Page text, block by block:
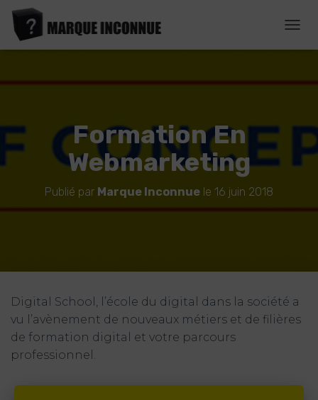
É
G
Formation En
Webmarketing
Publié par Marque Inconnue le 16 juin 2018
Digital School, l’école du digital dans la société a
vu l’avènement de nouveaux métiers et de filières
de formation digital et votre parcours
professionnel.